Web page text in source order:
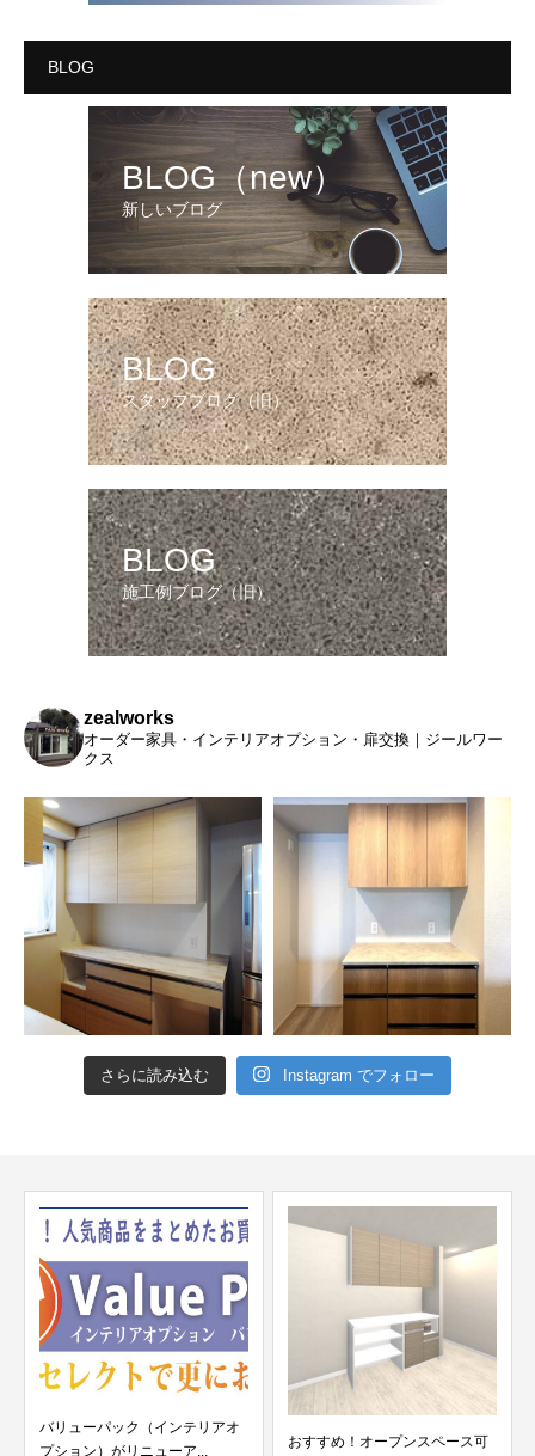
BLOG
BLOG（new）
新しいブログ
BLOG
スタッフブログ（旧）
BLOG
施工例ブログ（旧）
zealworks
オーダー家具・インテリアオプション・扉交換｜ジールワー
クス
さらに読み込む Instagram でフォロー
バリューパック（インテリアオ
プション）がリニューア...
おすすめ！オープンスペース可